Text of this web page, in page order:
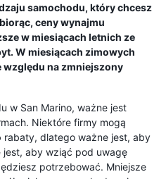
samochodu, który chcesz
ceny wynajmu
w miesiącach letnich ze
W miesiącach zimowych
względu na zmniejszony
w San Marino, ważne jest
Niektóre firmy mogą
dlatego ważne jest, aby
jest, aby wziąć pod uwagę
potrzebować. Mniejsze